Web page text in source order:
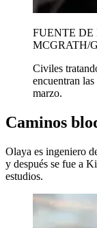
FUENTE
MCGRATH/
Civiles
encuentran
marzo.
Caminos
Olaya es ingeniero
y después se fue a
estudios.